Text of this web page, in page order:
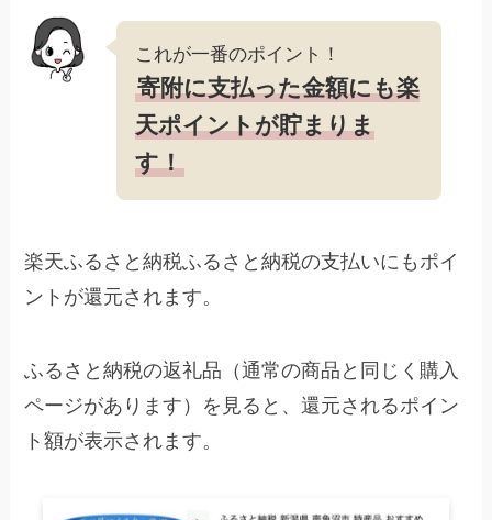
これが一番のポイント！
寄附に支払った金額にも楽
天ポイントが貯まりま
す！
楽天ふるさと納税ふるさと納税の支払いにもポイ
ントが還元されます。
ふるさと納税の返礼品（通常の商品と同じく購入
ページがあります）を見ると、還元されるポイン
ト額が表示されます。